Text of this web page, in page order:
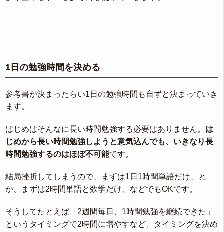
1日の勉強時間を決める
参考書が決まったらい1日の勉強時間も自ずと決まっていき
ます。
はじめはそんなに長い時間勉強する必要はありません。 は
じめから長い時間勉強しようと意気込んでも、いきなり長
時間勉強するのはほぼ不可能です。
結局挫折してしまうので、まずは1日1時間単語だけ、と
か、まずは2時間単語と数学だけ、などでもOKです。
そうしてたとえば「2週間毎日、1時間勉強を継続できた」
というタイミングで2時間に増やすなど、タイミングを決め